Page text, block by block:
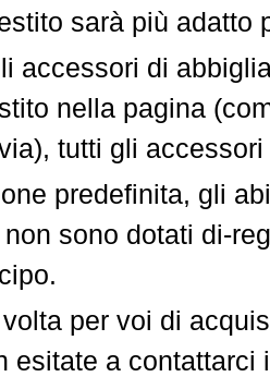
sarà più adatto
accessori di
nella pagina
tutti gli
predefinita, gli
sono dotati di-
per voi di
esitate a